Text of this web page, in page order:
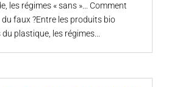
les régimes « sans »... Comment
du faux ?Entre les produits bio
plastique, les régimes...